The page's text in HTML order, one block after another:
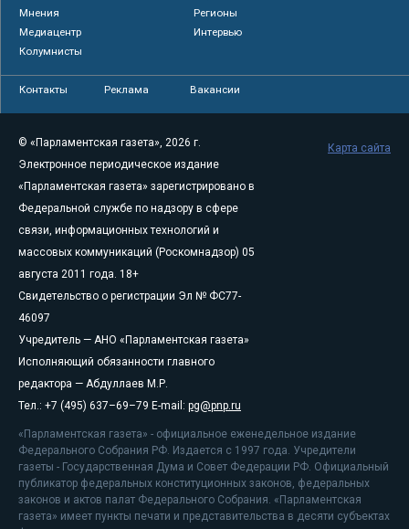
Мнения
Регионы
Медиацентр
Интервью
Колумнисты
Контакты Реклама Вакансии
© «Парламентская газета», 2026 г.
Электронное периодическое издание
«Парламентская газета» зарегистрировано в
Федеральной службе по надзору в сфере
связи, информационных технологий и
массовых коммуникаций (Роскомнадзор) 05
августа 2011 года. 18+
Свидетельство о регистрации Эл № ФС77-
46097
Учредитель — АНО «Парламентская газета»
Исполняющий обязанности главного
редактора — Абдуллаев М.Р.
Тел.: +7 (495) 637–69–79 E-mail: pg@pnp.ru
«Парламентская газета» - официальное еженедельное издание
Федерального Собрания РФ. Издается с 1997 года. Учредители
газеты - Государственная Дума и Совет Федерации РФ. Официальный
публикатор федеральных конституционных законов, федеральных
законов и актов палат Федерального Собрания. «Парламентская
газета» имеет пункты печати и представительства в десяти субъектах
Карта сайта